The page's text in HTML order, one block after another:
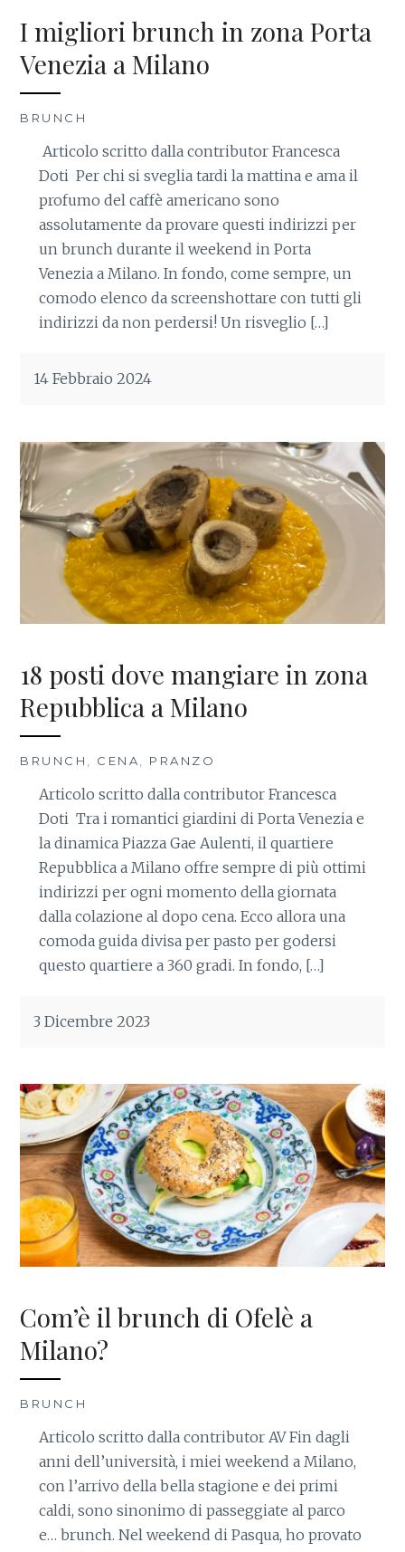
I migliori brunch in zona Porta
Venezia a Milano
BRUNCH
Articolo scritto dalla contributor Francesca
Doti Per chi si sveglia tardi la mattina e ama il
profumo del caffè americano sono
assolutamente da provare questi indirizzi per
un brunch durante il weekend in Porta
Venezia a Milano. In fondo, come sempre, un
comodo elenco da screenshottare con tutti gli
indirizzi da non perdersi! Un risveglio […]
14 Febbraio 2024
18 posti dove mangiare in zona
Repubblica a Milano
BRUNCH CENA PRANZO
Articolo scritto dalla contributor Francesca
Doti Tra i romantici giardini di Porta Venezia e
la dinamica Piazza Gae Aulenti, il quartiere
Repubblica a Milano offre sempre di più ottimi
indirizzi per ogni momento della giornata
dalla colazione al dopo cena. Ecco allora una
comoda guida divisa per pasto per godersi
questo quartiere a 360 gradi. In fondo, […]
3 Dicembre 2023
Com’è il brunch di Ofelè a
Milano?
BRUNCH
Articolo scritto dalla contributor AV Fin dagli
anni dell’università, i miei weekend a Milano,
con l’arrivo della bella stagione e dei primi
caldi, sono sinonimo di passeggiate al parco
e… brunch. Nel weekend di Pasqua, ho provato